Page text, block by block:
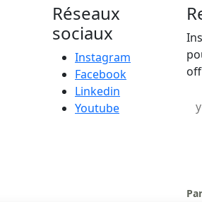
Réseaux
sociaux
Instagram
Facebook
Linkedin
Youtube